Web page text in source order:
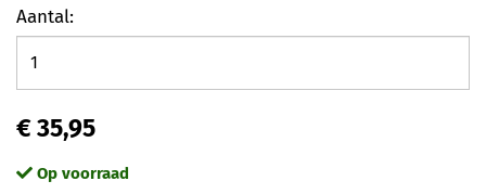
Aantal:
€ 35,95
Op voorraad